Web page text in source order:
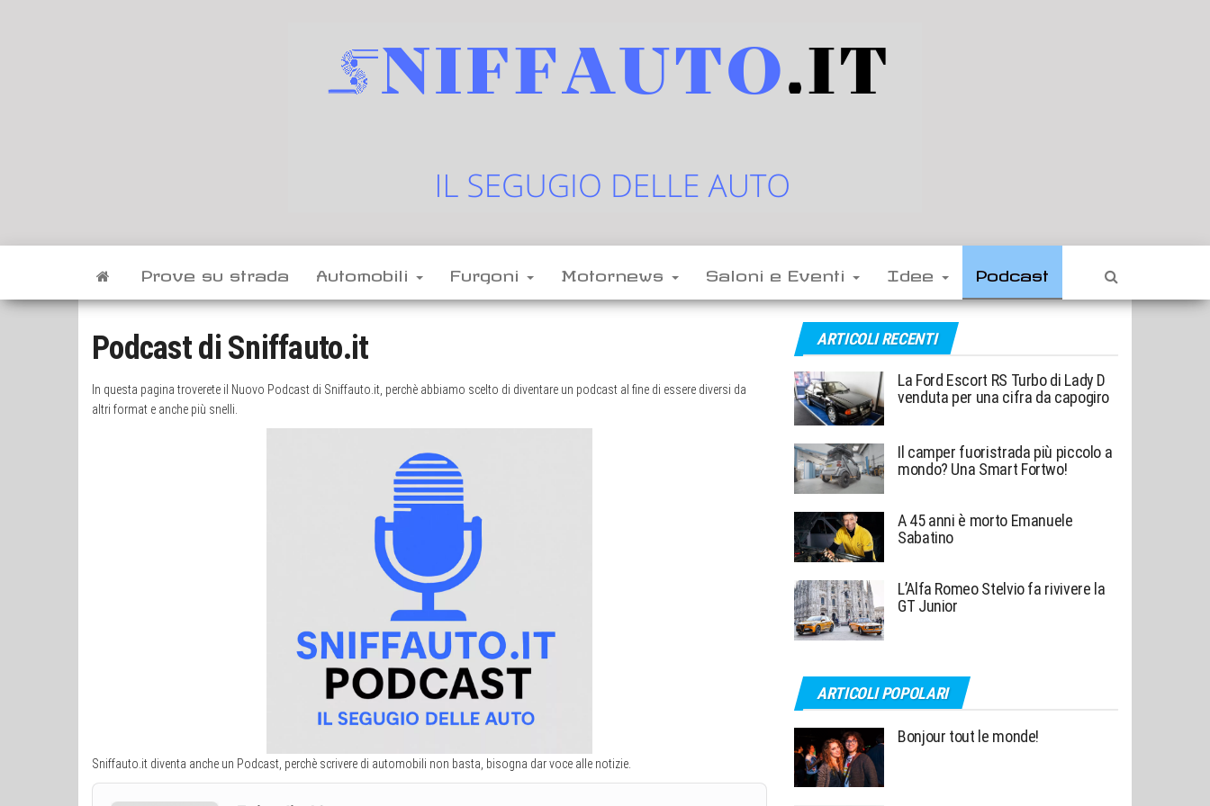
auto
Prove su strada Automobili Furgoni Motornews Saloni e Eventi Idee Podcast
Podcast di Sniffauto.it
In questa pagina troverete il Nuovo Podcast di Sniffauto.it, perchè abbiamo scelto di diventare un podcast al fine di essere diversi da
altri format e anche più snelli.
Sniffauto.it diventa anche un Podcast, perchè scrivere di automobili non basta, bisogna dar voce alle notizie.
Audio
ARTICOLI RECENTI
La Ford Escort RS Turbo di Lady D
venduta per una cifra da capogiro
Il camper fuoristrada più piccolo a
mondo? Una Smart Fortwo!
A 45 anni è morto Emanuele
Sabatino
L’Alfa Romeo Stelvio fa rivivere la
GT Junior
ARTICOLI POPOLARI
Bonjour tout le monde!